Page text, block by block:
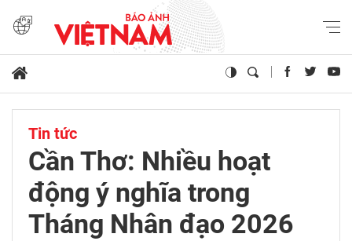
Tin tức
Cần Thơ: Nhiều hoạt
động ý nghĩa trong
Tháng Nhân đạo 2026